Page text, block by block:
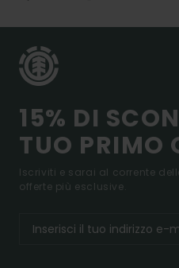
15% DI
TUO PRIMO
Iscriviti e sarai al corrente
offerte più esclusive.